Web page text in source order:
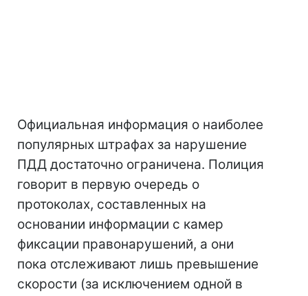
Официальная информация о наиболее
популярных штрафах за нарушение
ПДД достаточно ограничена. Полиция
говорит в первую очередь о
протоколах, составленных на
основании информации с камер
фиксации правонарушений, а они
пока отслеживают лишь превышение
скорости (за исключением одной в